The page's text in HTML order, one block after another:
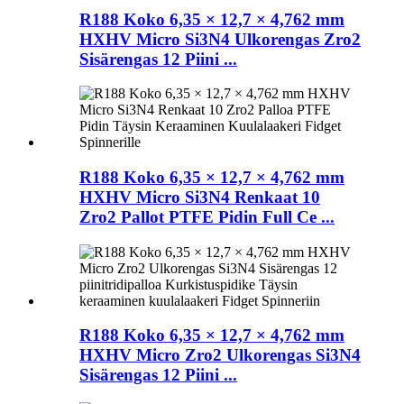
R188 Koko 6,35 × 12,7 × 4,762 mm
HXHV Micro Si3N4 Ulkorengas Zro2
Sisärengas 12 Piini ...
R188 Koko 6,35 × 12,7 × 4,762 mm
HXHV Micro Si3N4 Renkaat 10
Zro2 Pallot PTFE Pidin Full Ce ...
R188 Koko 6,35 × 12,7 × 4,762 mm
HXHV Micro Zro2 Ulkorengas Si3N4
Sisärengas 12 Piini ...